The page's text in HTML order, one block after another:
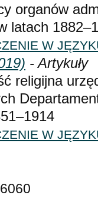
organów
latach
W
- Artykuły
religijna
W